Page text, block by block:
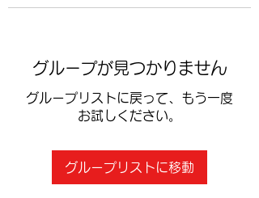
グループが見つかりません
グループリストに戻って、もう一度
お試しください。
グループリストに移動